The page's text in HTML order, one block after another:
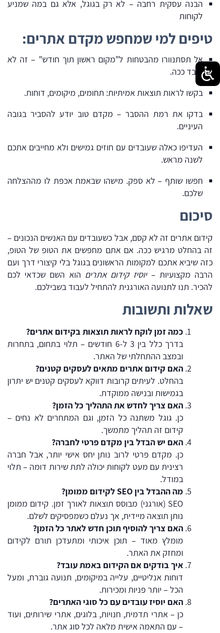
הבנה עסקית רחבה – לא רק בגוגל, אלא גם במה שמניע
לקוחות
טיפים למי שמחפש מקדם אתרים:
אל תסתנוורו מהבטחות ל"מקום ראשון תוך חודש" – זה לא
עובד ככה.
בקשו לראות תוצאות אמיתיות: תחומים, מיקומים, דוחות.
בדקו את רמת ההסבר – מקדם טוב יודע להסביר בגובה
העיניים.
העדיפו כאלה שעובדים עם חוזים גמישים ולא מחייבים אתכם
לשנה מראש.
חפשו שותף – לא ספק. מישהו שבאמת אכפת לו מההצלחה
שלכם.
סיכום
קידום אתרים זה לא קסם, אבל כשעובדים עם האנשים הנכונים –
זה בהחלט מרגיש ככה. אם אתם מחפשים את הטופ של הטופ,
כזה שיביא אתכם למקומות הראשונים בגוגל בלי קיצורי דרך ועם
הרבה מקצועיות –יוסיז קידום אתרים הוא השם שכדאי לכם
להכיר. תנו לתנועה האורגנית להתחיל לעבוד בשבילכם.
שאלות ותשובות
כמה זמן לוקח לראות תוצאות בקידום אתרים?
בדרך כלל בין 3 ל-6 חודשים – תלוי בתחום, בתחרות
ובמצב ההתחלתי של האתר.
האם קידום אתרים מתאים לעסקים קטנים?
בהחלט. לעיתים קרובות דווקא לעסקים קטנים יש יתרון
בגמישות ובנישה ממוקדת.
האם צריך לחדש את התהליך כל הזמן?
כן. גוגל משתנה כל הזמן, וגם המתחרים לא נחים –
קידום זה תהליך מתמשך.
האם יש הבדל בין מקדם פרטי לחברה?
כן. מקדם פרטי לרוב נותן יחס אישי יותר, אבל חברה
רצינית עם מעט לקוחות יכולה לתת שירות דומה – תלוי
במודל.
מה ההבדל בין SEO לקידום ממומן?
SEO (אורגני) מבוסס תוצאות לאורך זמן. קידום ממומן
נותן תוצאה מיידית, אך נעלם כשמפסיקים לשלם.
האם צריך להוסיף תוכן חדש לאתר כל הזמן?
מומלץ מאוד – תוכן איכותי ומתעדכן תורם לקידום
ומחזק את האתר.
איך בודקים אם הקידום באמת עובד?
דוחות אנליטיים, עלייה במיקומים, תנועה גוברת, ומעל
הכל – יותר פניות ומכירות.
האם יוסיז עובדים עם כל סוגי האתרים?
כן – אתרי תדמית, חנויות, בלוגים, אתרי שירותים, ועוד
– עם התאמה אישית מלאה לכל סוג אתר.